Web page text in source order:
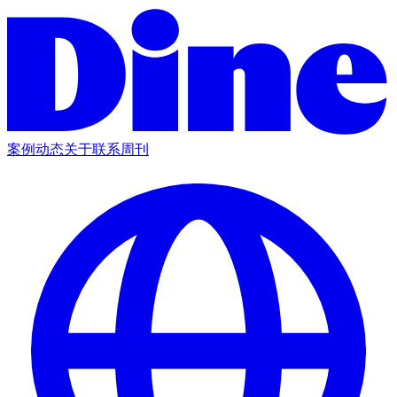
案例动态关于联系周刊